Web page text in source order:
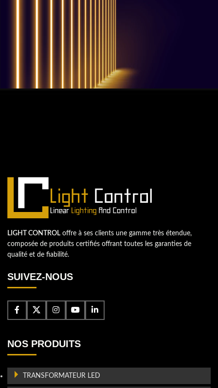
LIGHT CONTROL offre à ses clients une gamme très étendue,
composée de produits certifiés offrant toutes les garanties de
qualité et de fiabilité.
SUIVEZ-NOUS
NOS PRODUITS
TRANSFORMATEUR LED